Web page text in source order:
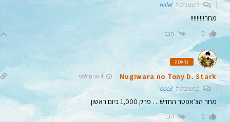
בתגובה לhillel
מחר!!!!!!!!!
0 הגב
נקאמה
Mugiwara no Tony D. Stark 4 שנים לפני
בתגובה לeee3
מחר הצ׳אפטר החדש… פרק 1,000 ביום ראשון.
0 הגב